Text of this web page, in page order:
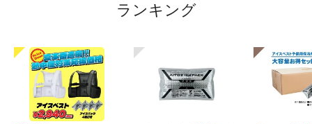
ランキング